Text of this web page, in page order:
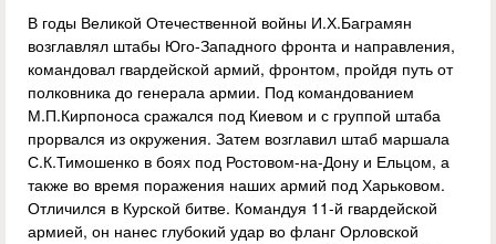
В годы Великой Отечественной войны И.Х.Баграмян
возглавлял штабы Юго-Западного фронта и направления,
командовал гвардейской армий, фронтом, пройдя путь от
полковника до генерала армии. Под командованием
М.П.Кирпоноса сражался под Киевом и с группой штаба
прорвался из окружения. Затем возглавил штаб маршала
С.К.Тимошенко в боях под Ростовом-на-Дону и Ельцом, а
также во время поражения наших армий под Харьковом.
Отличился в Курской битве. Командуя 11-й гвардейской
армией, он нанес глубокий удар во фланг Орловской